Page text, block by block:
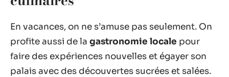
En vacances, on ne s’amuse pas seulement. On
profite aussi de la gastronomie locale pour
faire des expériences nouvelles et égayer son
palais avec des découvertes sucrées et salées.